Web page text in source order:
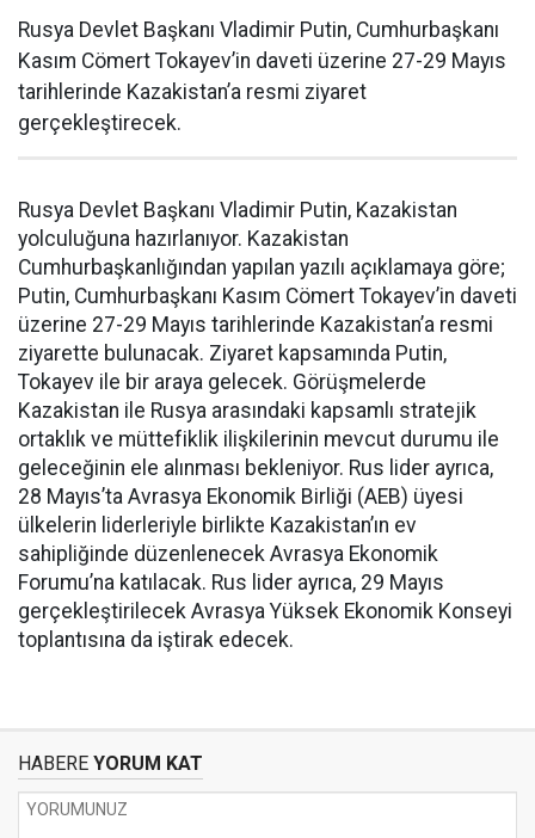
Rusya Devlet Başkanı Vladimir Putin, Cumhurbaşkanı
Kasım Cömert Tokayev’in daveti üzerine 27-29 Mayıs
tarihlerinde Kazakistan’a resmi ziyaret
gerçekleştirecek.
Rusya Devlet Başkanı Vladimir Putin, Kazakistan
yolculuğuna hazırlanıyor. Kazakistan
Cumhurbaşkanlığından yapılan yazılı açıklamaya göre;
Putin, Cumhurbaşkanı Kasım Cömert Tokayev’in daveti
üzerine 27-29 Mayıs tarihlerinde Kazakistan’a resmi
ziyarette bulunacak. Ziyaret kapsamında Putin,
Tokayev ile bir araya gelecek. Görüşmelerde
Kazakistan ile Rusya arasındaki kapsamlı stratejik
ortaklık ve müttefiklik ilişkilerinin mevcut durumu ile
geleceğinin ele alınması bekleniyor. Rus lider ayrıca,
28 Mayıs’ta Avrasya Ekonomik Birliği (AEB) üyesi
ülkelerin liderleriyle birlikte Kazakistan’ın ev
sahipliğinde düzenlenecek Avrasya Ekonomik
Forumu’na katılacak. Rus lider ayrıca, 29 Mayıs
gerçekleştirilecek Avrasya Yüksek Ekonomik Konseyi
toplantısına da iştirak edecek.
HABERE YORUM KAT